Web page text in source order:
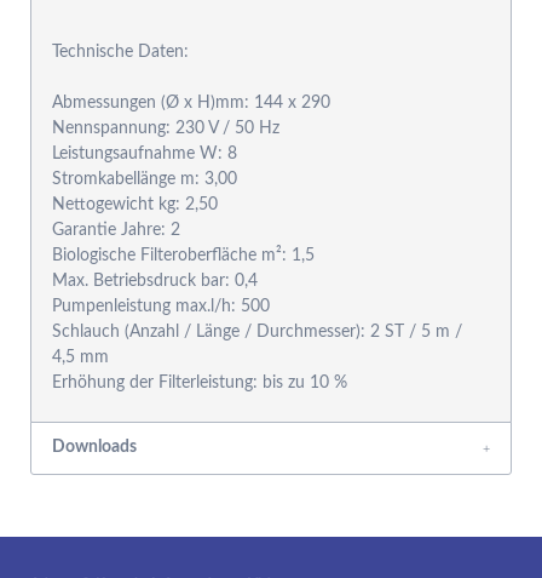
Technische Daten:
Abmessungen (Ø x H)mm: 144 x 290
Nennspannung: 230 V / 50 Hz
Leistungsaufnahme W: 8
Stromkabellänge m: 3,00
Nettogewicht kg: 2,50
Garantie Jahre: 2
Biologische Filteroberfläche m²: 1,5
Max. Betriebsdruck bar: 0,4
Pumpenleistung max.l/h: 500
Schlauch (Anzahl / Länge / Durchmesser): 2 ST / 5 m /
4,5 mm
Erhöhung der Filterleistung: bis zu 10 %
Downloads